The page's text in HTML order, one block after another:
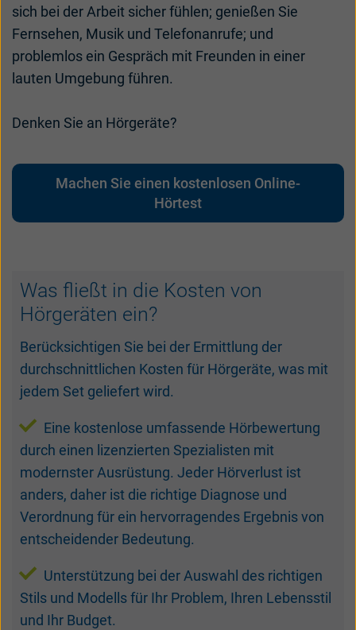
대한민국 中国
sich bei der Arbeit sicher fühlen; genießen Sie
Fernsehen, Musik und Telefonanrufe; und
problemlos ein Gespräch mit Freunden in einer
lauten Umgebung führen.
Denken Sie an Hörgeräte?
Machen Sie einen kostenlosen Online-
Hörtest
Was fließt in die Kosten von
Hörgeräten ein?
Berücksichtigen Sie bei der Ermittlung der
durchschnittlichen Kosten für Hörgeräte, was mit
jedem Set geliefert wird.
Eine kostenlose umfassende Hörbewertung
durch einen lizenzierten Spezialisten mit
modernster Ausrüstung. Jeder Hörverlust ist
anders, daher ist die richtige Diagnose und
Verordnung für ein hervorragendes Ergebnis von
entscheidender Bedeutung.
Unterstützung bei der Auswahl des richtigen
Stils und Modells für Ihr Problem, Ihren Lebensstil
und Ihr Budget.